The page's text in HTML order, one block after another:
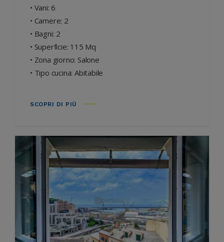
• Vani: 6
• Camere: 2
• Bagni: 2
• Superficie: 115 Mq
• Zona giorno: Salone
• Tipo cucina: Abitabile
SCOPRI DI PIÙ